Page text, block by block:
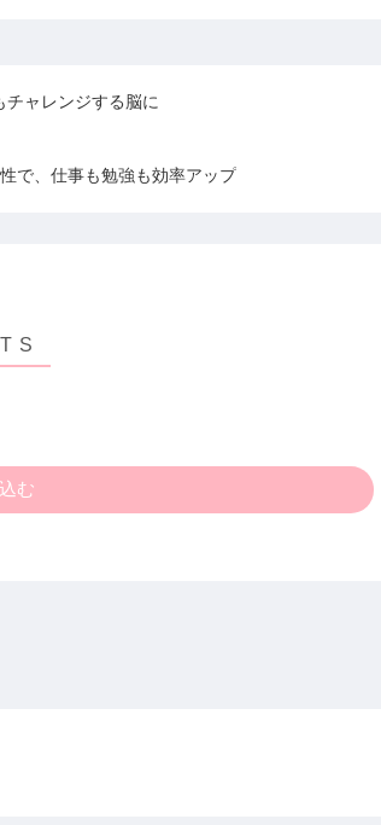
チャレンジする脳に
で、仕事も勉強も効率アップ
む